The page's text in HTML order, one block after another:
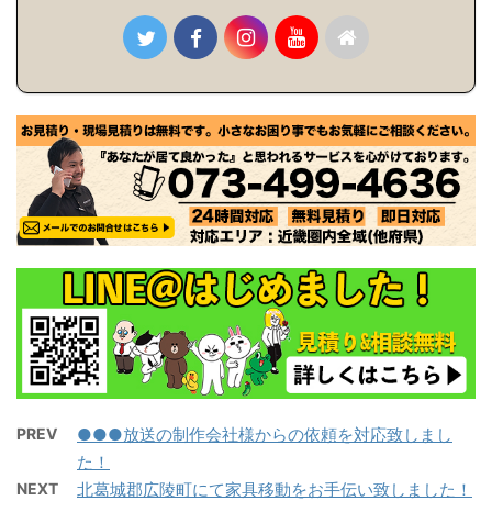
PREV
●●●放送の制作会社様からの依頼を対応致しまし
た！
NEXT 北葛城郡広陵町にて家具移動をお手伝い致しました！